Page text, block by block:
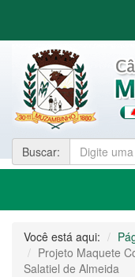
Buscar:
Você está aqui:
Projeto Maquete
Salatiel de Almeida